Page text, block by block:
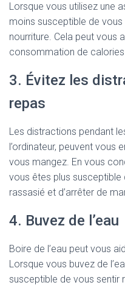
Lorsque vous utilisez une
moins susceptible de
nourriture. Cela peut vous
consommation de
3. Évitez les
repas
Les distractions pendant
l’ordinateur, peuvent vous
vous mangez. En vous
vous êtes plus
rassasié et d’arrêter de
4. Buvez de l’eau
Boire de l’eau peut vous
Lorsque vous buvez de
susceptible de vous sentir